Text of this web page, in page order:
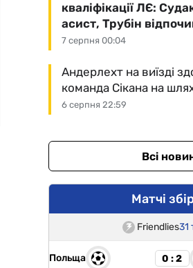
7 серпня 00:04
кваліфікації ЛЄ:
асист, Трубін
6 серпня 22:59
Андерлехт на виїзді
команда Сікана на
Всі
Матчі
Friendlies31
Польща 0 : 2